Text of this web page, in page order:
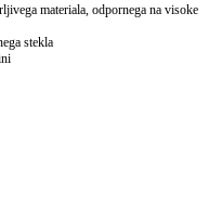
materiala, odpornega na visoke
stekla